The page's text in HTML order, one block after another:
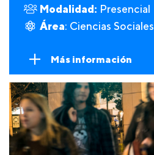
Modalidad: Presencial
Área: Ciencias Sociales
Más información